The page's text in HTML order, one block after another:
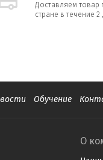
Доставляем товар
стране в течение 2
Обучение
О